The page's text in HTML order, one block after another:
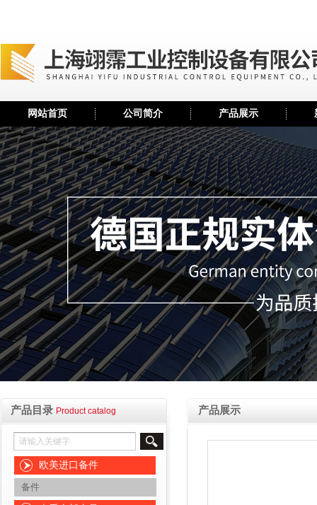
网站首页 公司简介 产品展示
产品目录 Product catalog
欧美进口备件
备件
产品展示